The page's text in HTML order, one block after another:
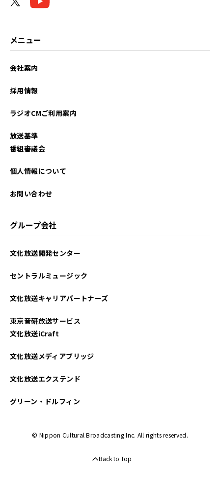
メニュー
会社案内
採用情報
ラジオCMご利用案内
放送基準
番組審議会
個人情報について
お問い合わせ
グループ会社
文化放送開発センター
セントラルミュージック
文化放送キャリアパートナーズ
東京音研放送サービス
文化放送iCraft
文化放送メディアブリッジ
文化放送エクステンド
グリーン・ドルフィン
© Nippon Cultural Broadcasting Inc. All rights reserved.
Back to Top